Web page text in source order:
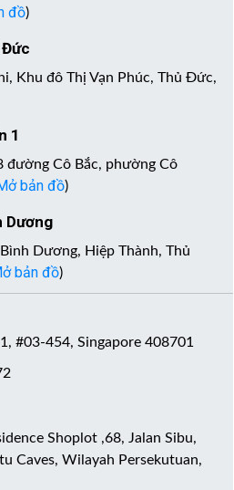
đồ)
Khu đô Thị Vạn Phúc, Thủ Đức,
1
đường Cô Bắc, phường Cô
bản đồ)
Dương
Dương, Hiệp Thành, Thủ
bản đồ)
#03-454, Singapore 408701
Shoplot ,68, Jalan Sibu,
Caves, Wilayah Persekutuan,